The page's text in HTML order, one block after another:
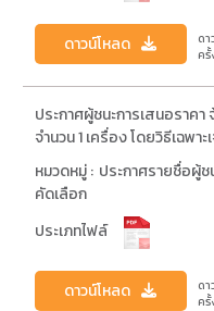
ดาวน์โหลด
ดา
ครั้
ประกาศผู้ชนะการเสนอราค
จำนวน 1 เครื่อง โดยวิธีเฉพาะ
หมวดหมู่ : ประกาศรายชื่อผู้ช
คัดเลือก
ประเภทไฟล์
ดาวน์โหลด
ดา
ครั้